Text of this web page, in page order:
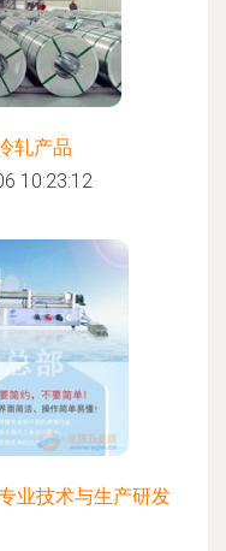
轧产品
10:23:12
业技术与生产研发